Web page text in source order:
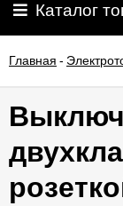
освещения
О
Каталог
Главная -